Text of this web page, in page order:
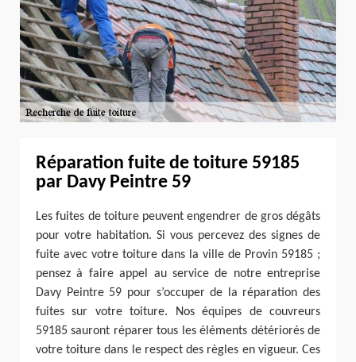
Réparation fuite de toiture 59185
par Davy Peintre 59
Les fuites de toiture peuvent engendrer de gros dégâts
pour votre habitation. Si vous percevez des signes de
fuite avec votre toiture dans la ville de Provin 59185 ;
pensez à faire appel au service de notre entreprise
Davy Peintre 59 pour s’occuper de la réparation des
fuites sur votre toiture. Nos équipes de couvreurs
59185 sauront réparer tous les éléments détériorés de
votre toiture dans le respect des règles en vigueur. Ces